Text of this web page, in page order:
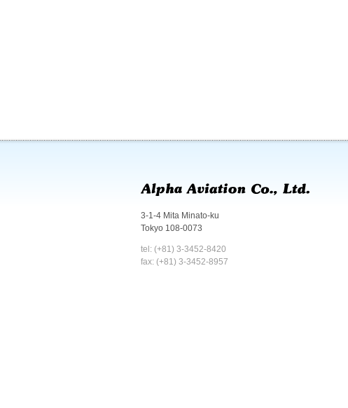
3-1-4 Mita Minato-ku
Tokyo 108-0073
tel: (+81) 3-3452-8420
fax: (+81) 3-3452-8957